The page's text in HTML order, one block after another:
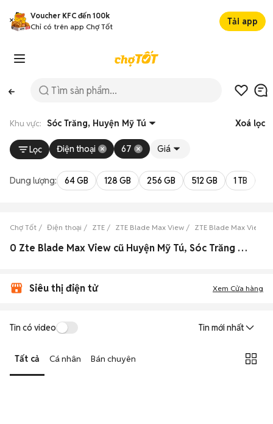
Voucher KFC đến 100k
Chỉ có trên app Chợ Tốt
Tải app
Khu vực: Sóc Trăng, Huyện Mỹ Tú Xoá lọc
Lọc Điện thoại 67 Giá
Dung lượng: 64 GB 128 GB 256 GB 512 GB 1 TB
Chợ Tốt Điện thoại ZTE ZTE Blade Max View ZTE Blade Max View
0 Zte Blade Max View cũ Huyện Mỹ Tú, Sóc Trăng đẹp
Siêu thị điện tử Xem Cửa hàng
Tin có video Tin mới nhất
Tất cả Cá nhân Bán chuyên